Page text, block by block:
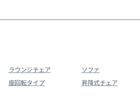
ラウンジチェア ソファ
座回転タイプ 昇降式チェア